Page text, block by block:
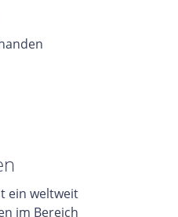
ein weltweit
im Bereich